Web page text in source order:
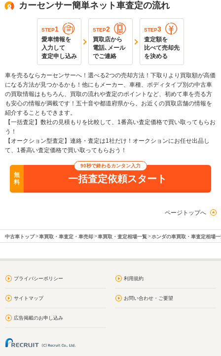
カーセンサー簡単ネット車査定の流れ
STEP1
愛車情報を
入力して
査定申し込み
STEP2
買取店から
電話､メール
でご連絡
STEP3
査定額を
比べて売却先
を決める
車を売るならカーセンサーへ！選べる2つの売却方法！下取りより買取額が高価
になる方法が見つかるかも！他にもメーカー、車種、ボディタイプ別の中古車
の買取情報はもちろん、買取の流れや査定のポイントなど、初めて車を売る方
も安心の情報が満載です！五十音や都道府県から、お近くの買取店舗の情報を
紹介することもできます。
【一括査定】数社の見積もりを比較して、1番高い査定価格で買い取ってもらお
う！
【オークション型査定】連絡・査定は1社だけ！オークションにお任せ出品し
て、1番高い査定価格で買い取ってもらおう！
無
料
90秒で終わるカンタン入力
一括査定依頼スタート
ページトップへ
中古車トップ 車買取・車査定・車売却 車買取・査定相場一覧 ホンダの車買取・車査定相場
プライバシーポリシー 利用規約
サイトマップ お問い合わせ・ご要望
広告掲載のお申し込み